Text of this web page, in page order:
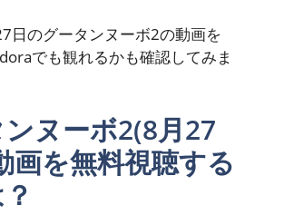
日のグータンヌーボ2の動画を
でも観れるかも確認してみま
ヌーボ2(8月27
画を無料視聴する